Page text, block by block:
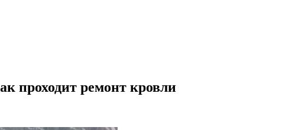
проходит ремонт кровли